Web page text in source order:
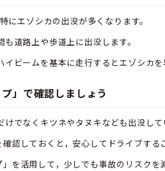
にエゾシカの出没が多くなります。
道路上や歩道上に出没します。
イビームを基本に走行するとエゾシカを
」で確認しましょう
でなくキツネやタヌキなども出没して
認しておくと，安心してドライブする
」を活用して，少しでも事故のリスクを